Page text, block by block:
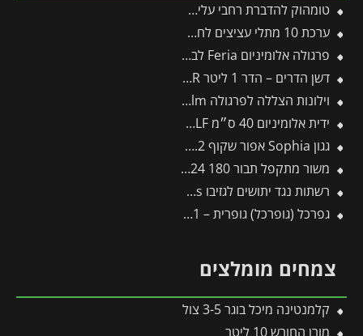
טומהוק להדברת רחבי עלים (אגן) 1 ליטר
ערכת 10 מתלי עציצים לחממת פלרם – Canopia
פרגולה אלומיניום Feria לבנה 3X9.2 מבית פלרם – Canopia
דשן הדרים – הדר 1 ליטר FLOWER
וילונות הצללה לפרגולה 3.4X5.9 Stockholm מבית פלרם – Canopia
ידית אלומיניום 40 ס״מ ZM04 – WOLF
גגון Sophia אפור שקוף 1X2.2 עם קיר צד אחד מבית פלרם – Canopia
משור מתקפל תבור 180 TTS24 -תבור
רשתות נגד יתושים לגזיבו 4.3X6.1 Dallas מבית פלרם – Canopia
גפרכל (גופרכל) גופרית – 1 ק"ג. קוטל פטריות – קמחון
צמחים מומלצים
קלמנטינה מיכל בוגר 3-5 צול
מורן החורש 10 ליטר